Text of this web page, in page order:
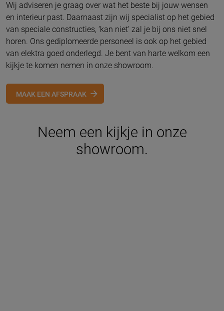
Wij adviseren je graag over wat het beste bij jouw wensen
en interieur past. Daarnaast zijn wij specialist op het gebied
van speciale constructies, ‘kan niet’ zal je bij ons niet snel
horen. Ons gediplomeerde personeel is ook op het gebied
van elektra goed onderlegd. Je bent van harte welkom een
kijkje te komen nemen in onze showroom.
MAAK EEN AFSPRAAK
Neem een kijkje in onze
showroom.